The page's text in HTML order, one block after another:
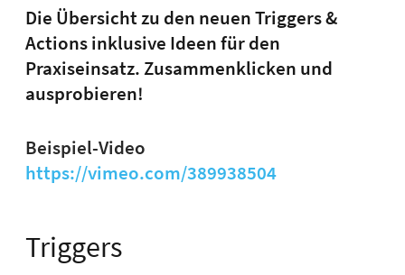
Die Übersicht zu den neuen Triggers &
Actions inklusive Ideen für den
Praxiseinsatz. Zusammenklicken und
ausprobieren!
Beispiel-Video
https://vimeo.com/389938504
Triggers